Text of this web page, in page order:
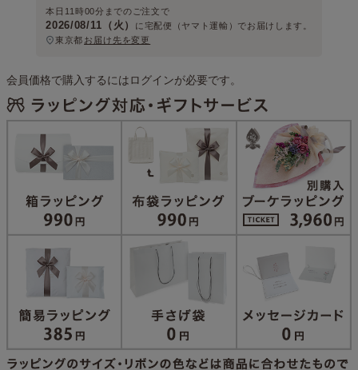
本日 11時00分 までのご注文で
2026/08/11（火） に 宅配便（ヤマト運輸） でお届けします。
東京都 お届け先を変更
会員価格で購入するにはログインが必要です。